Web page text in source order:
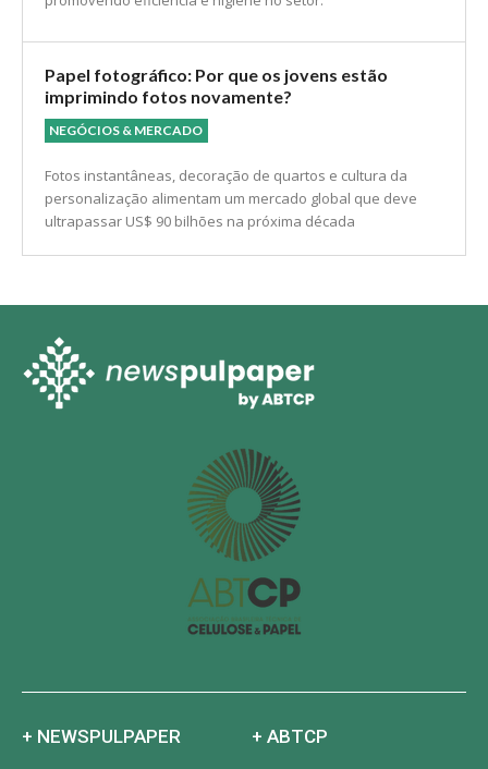
Papel fotográfico: Por que os jovens estão
imprimindo fotos novamente?
NEGÓCIOS & MERCADO
Fotos instantâneas, decoração de quartos e cultura da
personalização alimentam um mercado global que deve
ultrapassar US$ 90 bilhões na próxima década
+ NEWSPULPAPER + ABTCP